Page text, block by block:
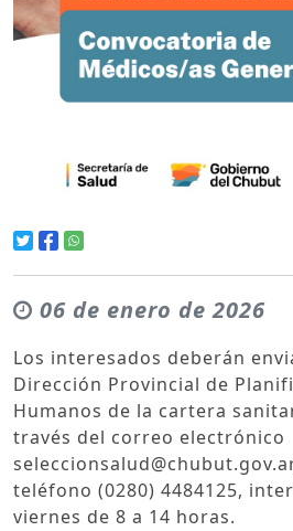
06 de enero de 2026
Los interesados deberán
Dirección Provincial de
Humanos de la cartera
través del correo electrónico
teléfono (0280) 4484125,
viernes de 8 a 14 horas.